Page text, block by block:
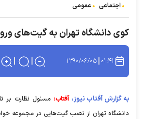
اجتماعی عمومی
كوی دانشگاه تهران به گيت‌های
۰۱:۴۱ ۱۳۹۰/۰۶/۰۵
به گزارش آفتاب نیوز، آفتاب: مسئول نظارت بر
دانشگاه تهران از نصب گيت‌هايی در مجموعه